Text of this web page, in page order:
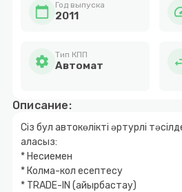
calendar_today Год выпуска
2011
settings Тип КПП
Автомат
Описание:
Сіз бул автокөлікті әртурлі
аласыз:
* Несиемен
* Колма-кол есептесу
* TRADE-IN (айырбастау)